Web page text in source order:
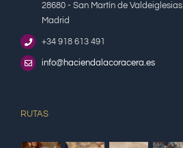
28680 - San Martín de Valdeiglesias
Madrid
+34 918 613 491
info@haciendalacoracera.es
RUTAS